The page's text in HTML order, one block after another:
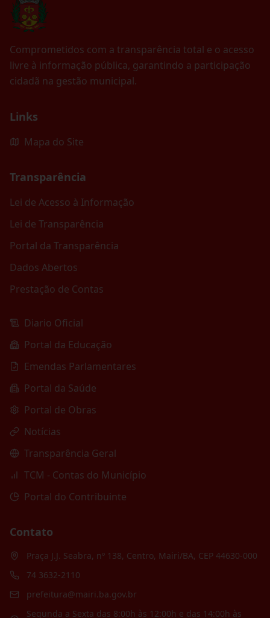
Comprometidos com a transparência total e o acesso
livre à informação pública, garantindo a participação
cidadã na gestão municipal.
Links
Mapa do Site
Transparência
Lei de Acesso à Informação
Lei de Transparência
Portal da Transparência
Dados Abertos
Prestação de Contas
Diario Oficial
Portal da Educação
Emendas Parlamentares
Portal da Saúde
Portal de Obras
Notícias
Transparência Geral
TCM - Contas do Município
Portal do Contribuinte
Contato
Praça J.J. Seabra, nº 138, Centro, Mairi/BA, CEP 44630-000
74 3632-2110
prefeitura@mairi.ba.gov.br
Segunda a Sexta das 8:00h às 12:00h e das 14:00h às